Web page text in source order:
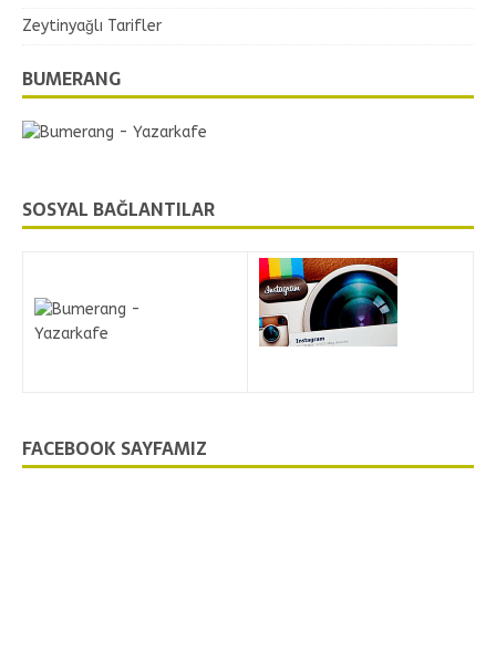
Zeytinyağlı Tarifler
BUMERANG
SOSYAL BAĞLANTILAR
FACEBOOK SAYFAMIZ